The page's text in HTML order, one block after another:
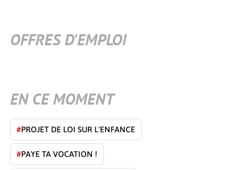
OFFRES D'EMPLOI
EN CE MOMENT
#PROJET DE LOI SUR L'ENFANCE
#PAYE TA VOCATION !